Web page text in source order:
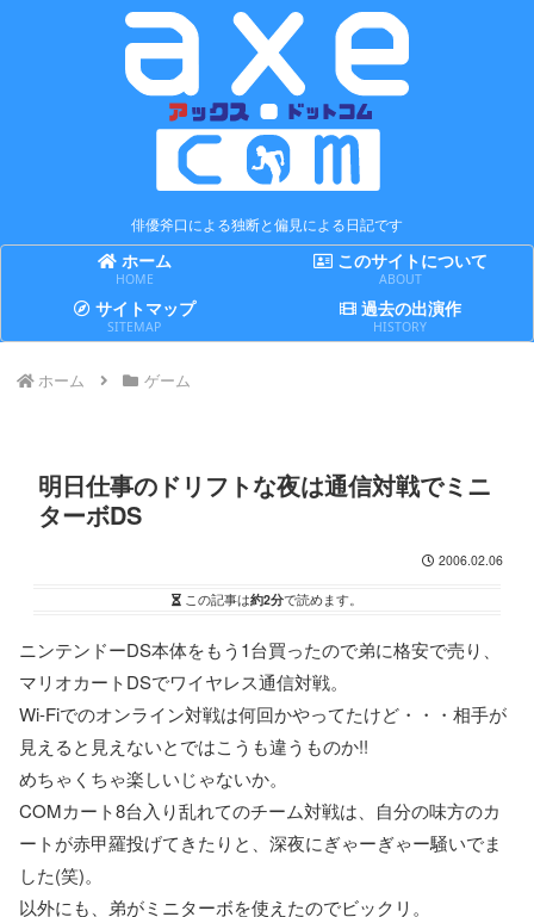
俳優斧口による独断と偏見による日記です
ホーム
HOME
このサイトについて
ABOUT
サイトマップ
SITEMAP
過去の出演作
HISTORY
ホーム ゲーム
明日仕事のドリフトな夜は通信対戦でミニ
ターボDS
2006.02.06
この記事は約2分で読めます。
ニンテンドーDS本体をもう1台買ったので弟に格安で売り、
マリオカートDSでワイヤレス通信対戦。
Wi-Fiでのオンライン対戦は何回かやってたけど・・・相手が
見えると見えないとではこうも違うものか!!
めちゃくちゃ楽しいじゃないか。
COMカート8台入り乱れてのチーム対戦は、自分の味方のカ
ートが赤甲羅投げてきたりと、深夜にぎゃーぎゃー騒いでま
した(笑)。
以外にも、弟がミニターボを使えたのでビックリ。